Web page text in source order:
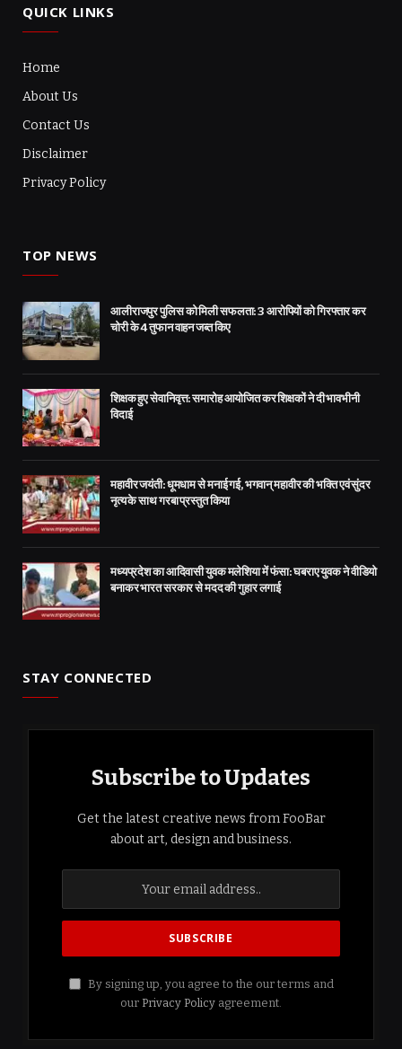
QUICK LINKS
Home
About Us
Contact Us
Disclaimer
Privacy Policy
TOP NEWS
आलीराजपुर पुलिस को मिली सफलता: 3 आरोपियों को गिरफ्तार कर
चोरी के 4 तुफान वाहन जब्त किए
शिक्षक हुए सेवानिवृत्त: समारोह आयोजित कर शिक्षकों ने दी भावभीनी
विदाई
महावीर जयंती: धूमधाम से मनाई गई, भगवान् महावीर की भक्ति एवं सुंदर
नृत्य के साथ गरबा प्रस्तुत किया
मध्यप्रदेश का आदिवासी युवक मलेशिया में फंसा: घबराए युवक ने वीडियो
बनाकर भारत सरकार से मदद की गुहार लगाई
STAY CONNECTED
Subscribe to Updates
Get the latest creative news from FooBar
about art, design and business.
By signing up, you agree to the our terms and
our Privacy Policy agreement.